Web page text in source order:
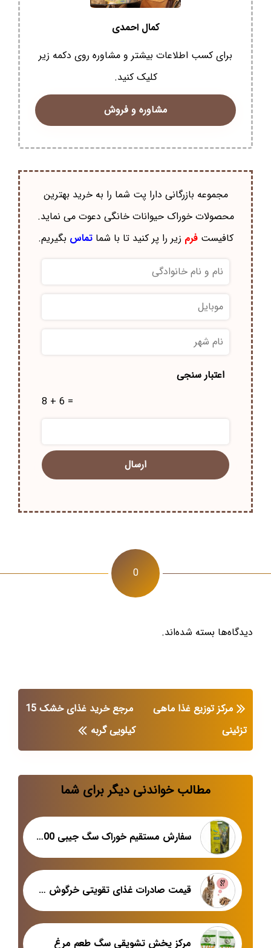
کمال احمدی
برای کسب اطلاعات بیشتر و مشاوره روی دکمه زیر
کلیک کنید.
مشاوره و فروش
مجموعه بازرگانی دارا پت شما را به خرید بهترین
محصولات خوراک حيوانات خانگی دعوت می نماید.
کافیستفرم زیر را پر کنید تا با شماتماس بگیریم.
نام
و
خانوادگی
موبایل
نام
شهر
*
اعتبار سنجی
8 + 6 =
0
دیدگاه‌ها بسته شده‌اند.
مرکز توزیع غذا ماهی
تزئینی
مرجع خرید غذای خشک 15
کیلویی گربه
مطالب خواندنی دیگر برای شما
سفارش مستقیم خوراک سگ جیبی 100گرمی
قیمت صادرات غذای تقویتی خرگوش در تهران
مرکز پخش تشویقی سگ طعم مرغ